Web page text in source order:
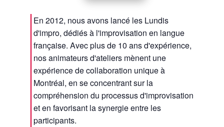
En 2012, nous avons lancé les Lundis
d'impro, dédiés à l'improvisation en langue
française. Avec plus de 10 ans d'expérience,
nos animateurs d'ateliers mènent une
expérience de collaboration unique à
Montréal, en se concentrant sur la
compréhension du processus d'improvisation
et en favorisant la synergie entre les
participants.